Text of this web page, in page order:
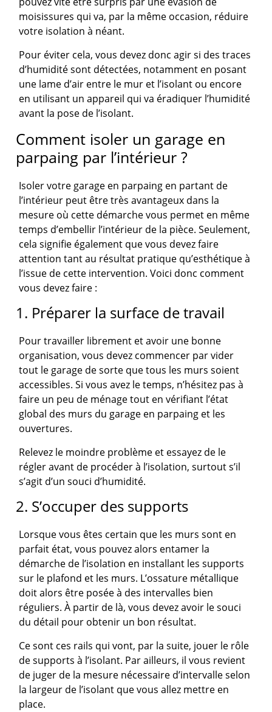
moisissures qui va, par la même occasion, réduire
votre isolation à néant.
Pour éviter cela, vous devez donc agir si des traces
d’humidité sont détectées, notamment en posant
une lame d’air entre le mur et l’isolant ou encore
en utilisant un appareil qui va éradiquer l’humidité
avant la pose de l’isolant.
Comment isoler un garage en
parpaing par l’intérieur ?
Isoler votre garage en parpaing en partant de
l’intérieur peut être très avantageux dans la
mesure où cette démarche vous permet en même
temps d’embellir l’intérieur de la pièce. Seulement,
cela signifie également que vous devez faire
attention tant au résultat pratique qu’esthétique à
l’issue de cette intervention. Voici donc comment
vous devez faire :
1. Préparer la surface de travail
Pour travailler librement et avoir une bonne
organisation, vous devez commencer par vider
tout le garage de sorte que tous les murs soient
accessibles. Si vous avez le temps, n’hésitez pas à
faire un peu de ménage tout en vérifiant l’état
global des murs du garage en parpaing et les
ouvertures.
Relevez le moindre problème et essayez de le
régler avant de procéder à l’isolation, surtout s’il
s’agit d’un souci d’humidité.
2. S’occuper des supports
Lorsque vous êtes certain que les murs sont en
parfait état, vous pouvez alors entamer la
démarche de l’isolation en installant les supports
sur le plafond et les murs. L’ossature métallique
doit alors être posée à des intervalles bien
réguliers. À partir de là, vous devez avoir le souci
du détail pour obtenir un bon résultat.
Ce sont ces rails qui vont, par la suite, jouer le rôle
de supports à l’isolant. Par ailleurs, il vous revient
de juger de la mesure nécessaire d’intervalle selon
la largeur de l’isolant que vous allez mettre en
place.